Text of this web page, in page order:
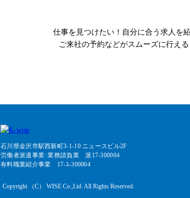
仕事を見つけたい！自分に合う求人を
ご来社の予約などがスムーズに行え
石川県金沢市駅西新町3-1-10 ニュースビル2F
労働者派遣事業･業務請負業 派17-300004
有料職業紹介事業 17-ﾕ-300004
Copyright （C） WISE Co.,Ltd. All Rights Reserved.